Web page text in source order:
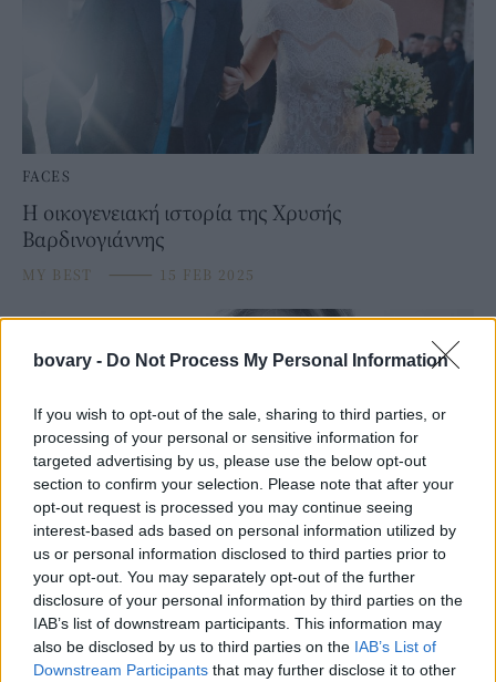
bovary - Do Not Process My Personal Information
If you wish to opt-out of the sale, sharing to third parties, or
processing of your personal or sensitive information for
targeted advertising by us, please use the below opt-out
section to confirm your selection. Please note that after your
opt-out request is processed you may continue seeing
interest-based ads based on personal information utilized by
us or personal information disclosed to third parties prior to
your opt-out. You may separately opt-out of the further
disclosure of your personal information by third parties on the
IAB’s list of downstream participants. This information may
also be disclosed by us to third parties on the IAB’s List of
Downstream Participants that may further disclose it to other
FACES
Η οικογενειακή ιστορία της Χρυσής
Βαρδινογιάννης
MY BEST ⸻ 15 FEB 2025
PEOPLE AND STYLE
Τατιάνα Μπλάτνικ: Η πρώτη ανάρτηση μετά τον
γάμο του Νικόλαου Ντε Γκρες με τη Χρυσή
Βαρδινογιάννη